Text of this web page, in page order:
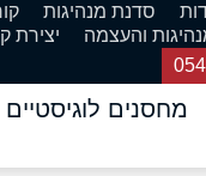
סדנת מנהיגות
והעצמה
יצירת
מחסנים לוגיסטיים